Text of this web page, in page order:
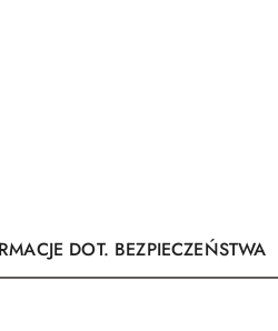
DOT. BEZPIECZEŃSTWA